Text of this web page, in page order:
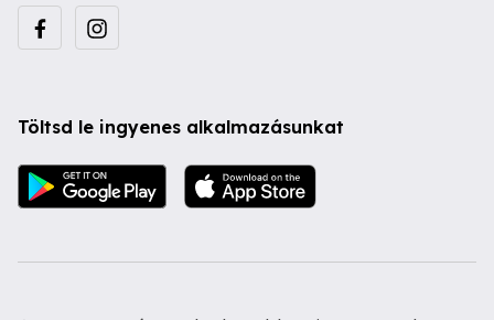
Töltsd le ingyenes alkalmazásunkat